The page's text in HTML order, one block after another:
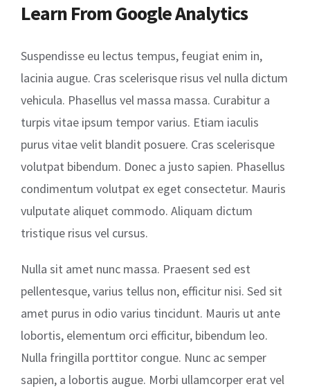
Learn From Google Analytics
Suspendisse eu lectus tempus, feugiat enim in,
lacinia augue. Cras scelerisque risus vel nulla dictum
vehicula. Phasellus vel massa massa. Curabitur a
turpis vitae ipsum tempor varius. Etiam iaculis
purus vitae velit blandit posuere. Cras scelerisque
volutpat bibendum. Donec a justo sapien. Phasellus
condimentum volutpat ex eget consectetur. Mauris
vulputate aliquet commodo. Aliquam dictum
tristique risus vel cursus.
Nulla sit amet nunc massa. Praesent sed est
pellentesque, varius tellus non, efficitur nisi. Sed sit
amet purus in odio varius tincidunt. Mauris ut ante
lobortis, elementum orci efficitur, bibendum leo.
Nulla fringilla porttitor congue. Nunc ac semper
sapien, a lobortis augue. Morbi ullamcorper erat vel